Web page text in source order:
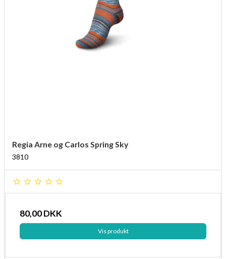
Regia Arne og Carlos Spring Sky
3810
80,00 DKK
Vis produkt